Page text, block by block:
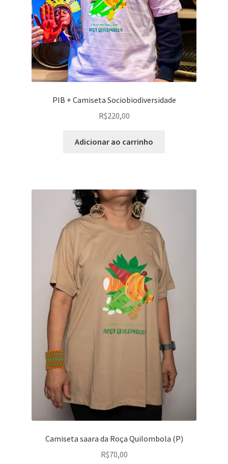
PIB + Camiseta Sociobiodiversidade
R$220,00
Adicionar ao carrinho
Camiseta saara da Roça Quilombola (P)
R$70,00